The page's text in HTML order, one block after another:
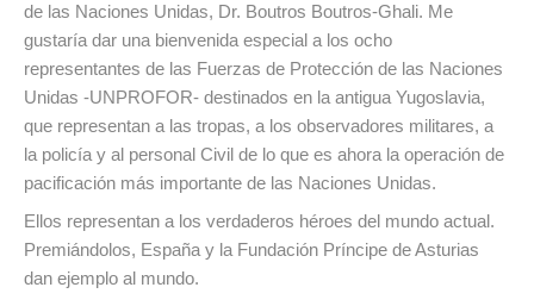
de las Naciones Unidas, Dr. Boutros Boutros-Ghali. Me
gustaría dar una bienvenida especial a los ocho
representantes de las Fuerzas de Protección de las Naciones
Unidas -UNPROFOR- destinados en la antigua Yugoslavia,
que representan a las tropas, a los observadores militares, a
la policía y al personal Civil de lo que es ahora la operación de
pacificación más importante de las Naciones Unidas.
Ellos representan a los verdaderos héroes del mundo actual.
Premiándolos, España y la Fundación Príncipe de Asturias
dan ejemplo al mundo.